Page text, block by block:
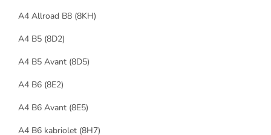
A4 Allroad B8 (8KH)
A4 B5 (8D2)
A4 B5 Avant (8D5)
A4 B6 (8E2)
A4 B6 Avant (8E5)
A4 B6 kabriolet (8H7)